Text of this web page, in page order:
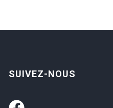
SUIVEZ-NOUS